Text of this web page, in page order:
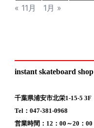
« 11月
1月 »
instant skateboard shop
千葉県浦安市北栄1-15-5 3F
Tel：047-381-0968
営業時間：12：00～20：00